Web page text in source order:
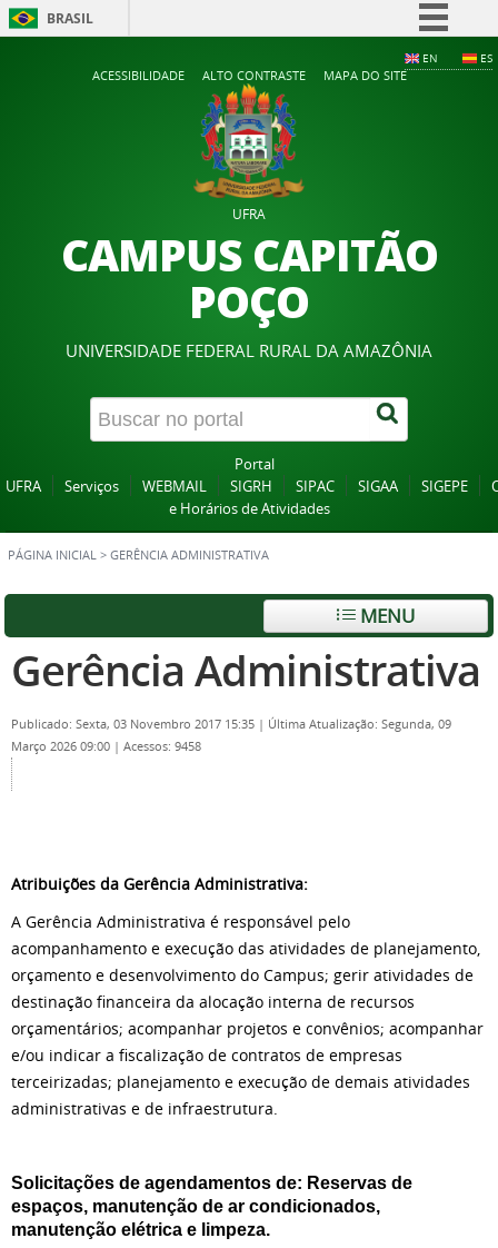
BRASIL
Acesso à informação
EN ES
ACESSIBILIDADE ALTO CONTRASTE MAPA DO SITE
UFRA
CAMPUS CAPITÃO
POÇO
UNIVERSIDADE FEDERAL RURAL DA AMAZÔNIA
Portal
UFRA
Serviços WEBMAIL SIGRH SIPAC SIGAA SIGEPE
e Horários de Atividades
PÁGINA INICIAL > GERÊNCIA ADMINISTRATIVA
MENU
Gerência Administrativa
Publicado: Sexta, 03 Novembro 2017 15:35 | Última Atualização: Segunda, 09
Março 2026 09:00 | Acessos: 9458
Atribuições da Gerência Administrativa:
A Gerência Administrativa é responsável pelo
acompanhamento e execução das atividades de planejamento,
orçamento e desenvolvimento do Campus; gerir atividades de
destinação financeira da alocação interna de recursos
orçamentários; acompanhar projetos e convênios; acompanhar
e/ou indicar a fiscalização de contratos de empresas
terceirizadas; planejamento e execução de demais atividades
administrativas e de infraestrutura.
Solicitações de agendamentos de: Reservas de
espaços, manutenção de ar condicionados,
manutenção elétrica e limpeza.